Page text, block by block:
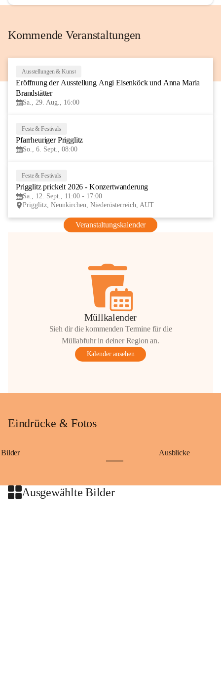
Kommende Veranstaltungen
AUG
Ausstellungen & Kunst
Eröffnung der Ausstellung Angi Eisenköck und Anna Maria
Brandstätter
Sa., 29. Aug., 16:00
Feste & Festivals
Pfarrheuriger Prigglitz
So., 6. Sept., 08:00
Feste & Festivals
Prigglitz prickelt 2026 - Konzertwanderung
Sa., 12. Sept., 11:00 - 17:00
Prigglitz, Neunkirchen, Niederösterreich, AUT
Veranstaltungskalender
Müllkalender
Sieh dir die kommenden Termine für die
Müllabfuhr in deiner Region an.
Kalender ansehen
Eindrücke & Fotos
Bilder Ausblicke
Ausgewählte Bilder